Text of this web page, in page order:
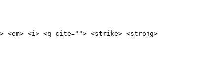
<i> <q cite=""> <strike> <strong>